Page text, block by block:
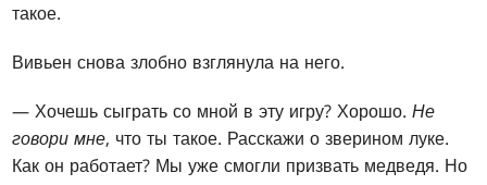
такое.
Вивьен снова злобно взглянула на него.
— Хочешь сыграть со мной в эту игру? Хорошо.Не
говори мне, что ты такое. Расскажи о зверином луке.
Как он работает? Мы уже смогли призвать медведя. Но